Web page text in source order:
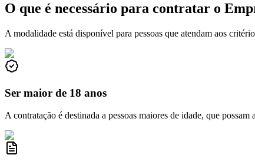
O que é necessário para contratar o
A modalidade está disponível para pessoas que atendam aos
Ser maior de 18 anos
A contratação é destinada a pessoas maiores de idade, que